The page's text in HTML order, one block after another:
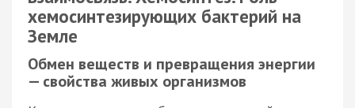
хемосинтезирующих бактерий на
Земле
Обмен веществ и превращения энергии
— свойства живых организмов